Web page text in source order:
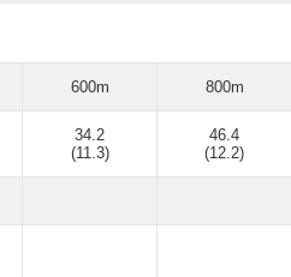
600m 800m
34.2
(11.3)
46.4
(12.2)